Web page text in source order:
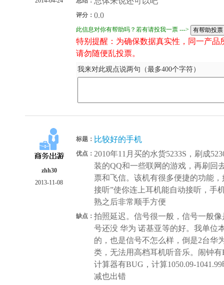
评分： 0.0
此信息对你有帮助吗？若有请投我一票 --->
特别提醒：为确保数据真实性，同一产
请勿随便乱投票。
我来对此观点说两句（最多400个字符）
zhh30
2013-11-08
标题： 比较好的手机
优点： 2010年11月买的水货5233S，刷成
装的QQ和一些联网的游戏，再刷回
票和飞信。该机有很多便捷的功能
接听”使你连上耳机能自动接听，手
熟之后非常顺手方便
缺点： 拍照延迟。信号很一般，信号一般
号还没 华为 诺基亚等的好。我单
的，也是信号不怎么样，倒是2台华
类，无法用高档耳机听音乐。闹钟
计算器有BUG，计算1050.09-
减也出错